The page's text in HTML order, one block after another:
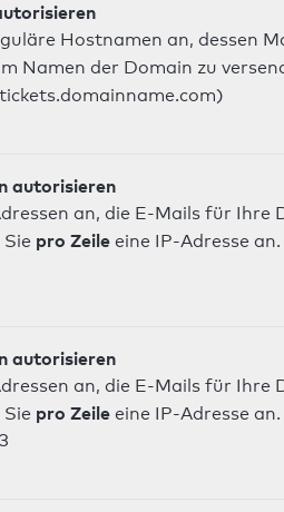
Hostnamen an, dessen
Namen der Domain zu
autorisieren
an, die E-Mails für Ihre
pro Zeile eine IP-Adresse
autorisieren
an, die E-Mails für Ihre
pro Zeile eine IP-Adresse